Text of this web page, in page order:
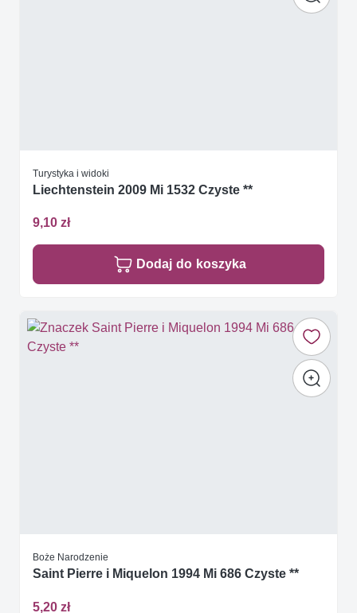
Turystyka i widoki
Liechtenstein 2009 Mi 1532 Czyste **
9,10 zł
Dodaj do koszyka
Boże Narodzenie
Saint Pierre i Miquelon 1994 Mi 686 Czyste **
5,20 zł